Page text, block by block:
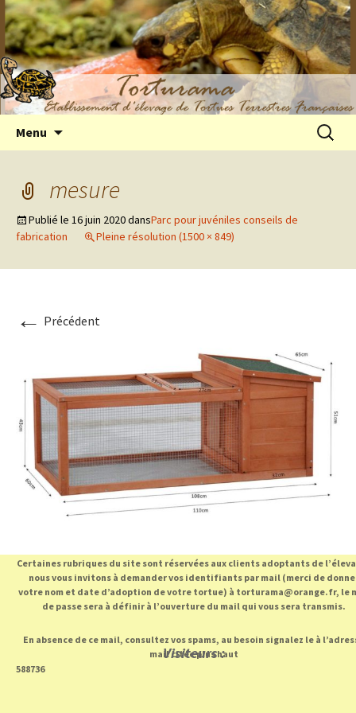
Elevage de tortues terrestres françaises
Hermann
Menu
mesure
Publié le 16 juin 2020dansParc pour juvéniles conseils de
fabrication
Pleine résolution (1500 × 849)
← Précédent
Certaines rubriques du site sont réservées aux clients adoptants de
nous vous invitons à demander vos identifiants par mail (merci de
votre nom et date d’adoption de votre tortue) à torturama@orange.fr, le
de passe sera à définir à l’ouverture du mail qui vous sera transmis.
En absence de ce mail, consultez vos spams, au besoin signalez le à
mail citée plus haut
Visiteurs :
588736